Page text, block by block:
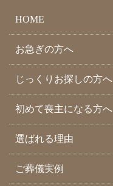
HOME
お急ぎの方へ
じっくりお探しの方へ
初めて喪主になる方へ
選ばれる理由
ご葬儀実例